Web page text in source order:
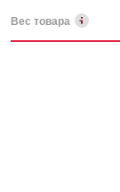
Вес товара